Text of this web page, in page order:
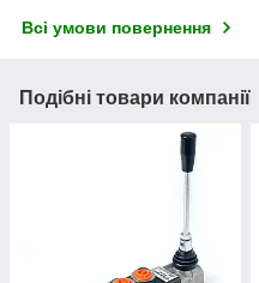
Всі умови повернення
Подібні товари компанії